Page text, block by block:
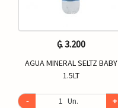
₲. 3.200
AGUA MINERAL SELTZ BABY
1.5LT
- Un. +